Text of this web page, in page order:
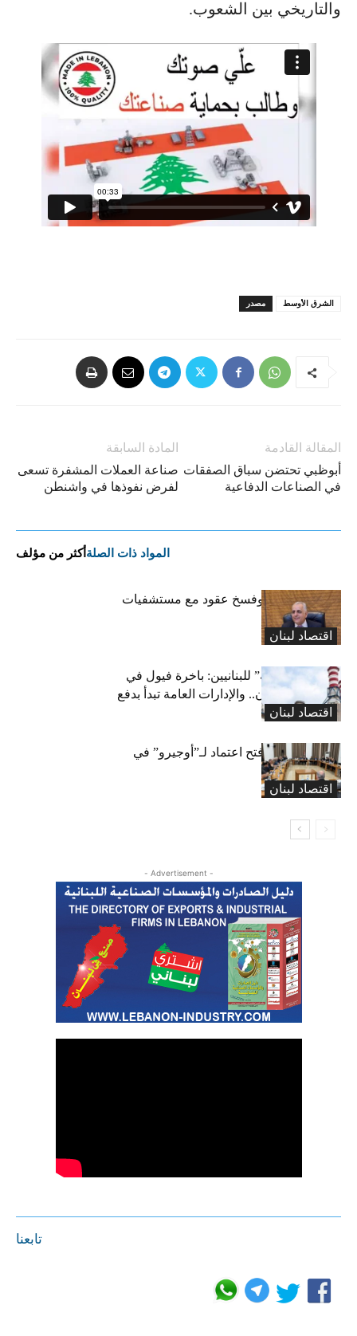
والتاريخي بين الشعوب.
مصدر الشرق الأوسط
المادة السابقة
صناعة العملات المشفرة تسعى
لفرض نفوذها في واشنطن
المقالة القادمة
أبوظبي تحتضن سباق الصفقات
في الصناعات الدفاعية
المواد ذات الصلة أكثر من مؤلف
اقتصاد لبنان
كركي: إنذارات وفسخ عقود مع مستشفيات
مخالفة
اقتصاد لبنان
بشرى “كهربائية” للبنانيين: باخرة فيول في
طريقها إلى لبنان.. والإدارات العامة تبدأ بدفع
متوجباتها
اقتصاد لبنان
لجنة المال تقرّ فتح اعتماد لـ”أوجيرو” في
موازنة 2026
- Advertisement -
تابعنا